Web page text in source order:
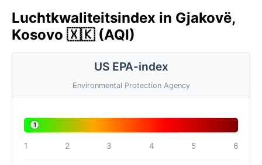
Luchtkwaliteitsindex in Gjakovë,
Kosovo 🇽🇰 (AQI)
US EPA-index
Environmental Protection Agency
1
1 2 3 4 5 6